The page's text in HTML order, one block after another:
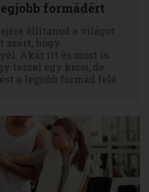
formádért
állítanod a világot
azért, hogy
Akár itt és most is
teszel egy kicsi, de
a legjobb formád felé.